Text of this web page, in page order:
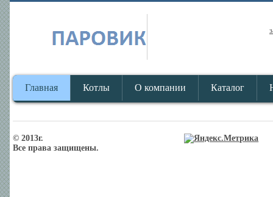
Главная Котлы О компании Каталог
© 2013г.
Все права защищены.